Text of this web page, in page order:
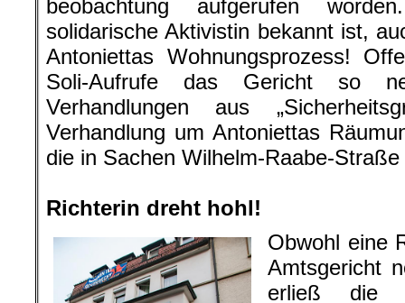
beobachtung aufgerufen
solidarische Aktivistin bekannt ist,
Antoniettas Wohnungsprozess!
Soli-Aufrufe das Gericht so
Verhandlungen aus
Verhandlung um Antoniettas
die in Sachen Wilhelm-Raabe-
Richterin dreht hohl!
Obwohl eine
Amtsgericht
erließ die